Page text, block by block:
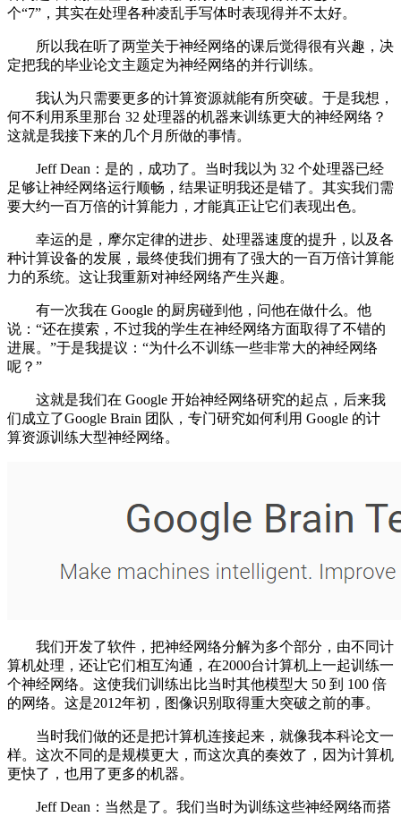
个“7”，其实在处理各种凌乱手写体时表现得并不太好。
所以我在听了两堂关于神经网络的课后觉得很有兴趣，决
定把我的毕业论文主题定为神经网络的并行训练。
我认为只需要更多的计算资源就能有所突破。于是我想，
何不利用系里那台 32 处理器的机器来训练更大的神经网络？
这就是我接下来的几个月所做的事情。
Jeff Dean：是的，成功了。当时我以为 32 个处理器已经
足够让神经网络运行顺畅，结果证明我还是错了。其实我们需
要大约一百万倍的计算能力，才能真正让它们表现出色。
幸运的是，摩尔定律的进步、处理器速度的提升，以及各
种计算设备的发展，最终使我们拥有了强大的一百万倍计算能
力的系统。这让我重新对神经网络产生兴趣。
有一次我在 Google 的厨房碰到他，问他在做什么。他
说：“还在摸索，不过我的学生在神经网络方面取得了不错的
进展。”于是我提议：“为什么不训练一些非常大的神经网络
呢？”
这就是我们在 Google 开始神经网络研究的起点，后来我
们成立了Google Brain 团队，专门研究如何利用 Google 的计
算资源训练大型神经网络。
我们开发了软件，把神经网络分解为多个部分，由不同计
算机处理，还让它们相互沟通，在2000台计算机上一起训练一
个神经网络。这使我们训练出比当时其他模型大 50 到 100 倍
的网络。这是2012年初，图像识别取得重大突破之前的事。
当时我们做的还是把计算机连接起来，就像我本科论文一
样。这次不同的是规模更大，而这次真的奏效了，因为计算机
更快了，也用了更多的机器。
Jeff Dean：当然是了。我们当时为训练这些神经网络而搭